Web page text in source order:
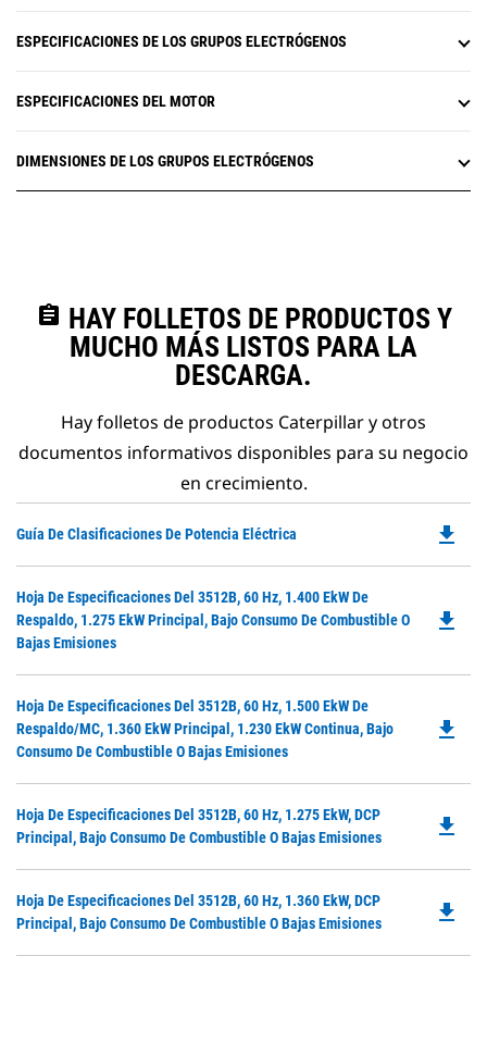
ESPECIFICACIONES DE LOS GRUPOS ELECTRÓGENOS
ESPECIFICACIONES DEL MOTOR
DIMENSIONES DE LOS GRUPOS ELECTRÓGENOS
assignment HAY FOLLETOS DE PRODUCTOS Y
MUCHO MÁS LISTOS PARA LA
DESCARGA.
Hay folletos de productos Caterpillar y otros
documentos informativos disponibles para su negocio
en crecimiento.
Guía De Clasificaciones De Potencia Eléctrica file_download
Hoja De Especificaciones Del 3512B, 60 Hz, 1.400 EkW De
Respaldo, 1.275 EkW Principal, Bajo Consumo De Combustible O
Bajas Emisiones
file_download
Hoja De Especificaciones Del 3512B, 60 Hz, 1.500 EkW De
Respaldo/MC, 1.360 EkW Principal, 1.230 EkW Continua, Bajo
Consumo De Combustible O Bajas Emisiones
file_download
Hoja De Especificaciones Del 3512B, 60 Hz, 1.275 EkW, DCP
Principal, Bajo Consumo De Combustible O Bajas Emisiones
file_download
Hoja De Especificaciones Del 3512B, 60 Hz, 1.360 EkW, DCP
Principal, Bajo Consumo De Combustible O Bajas Emisiones
file_download